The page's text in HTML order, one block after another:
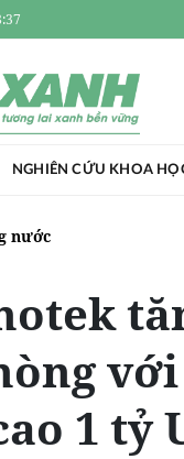
NGHIÊN CỨU KHOA
nước
1 tỷ